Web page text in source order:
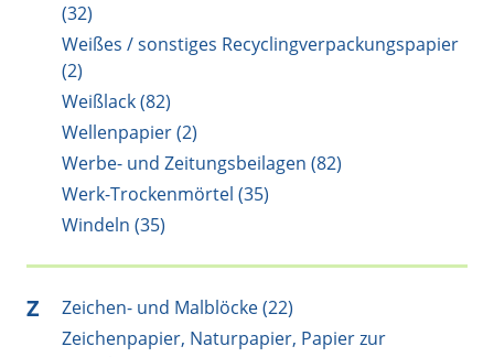
(32)
Weißes / sonstiges Recyclingverpackungspapier
(2)
Weißlack (82)
Wellenpapier (2)
Werbe- und Zeitungsbeilagen (82)
Werk-Trockenmörtel (35)
Windeln (35)
Z
Zeichen- und Malblöcke (22)
Zeichenpapier, Naturpapier, Papier zur